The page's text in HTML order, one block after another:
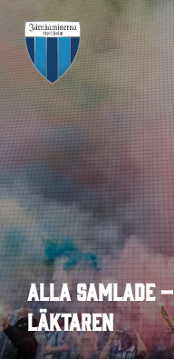
Hoppa
innehåll
Alla samlade
läktaren